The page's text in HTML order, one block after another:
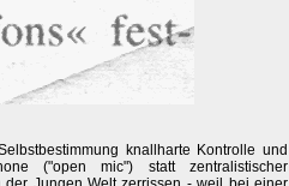
knallharte Kontrolle und
("open mic") statt zentralistischer